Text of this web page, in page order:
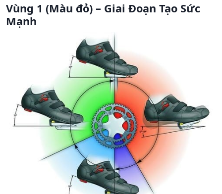
Vùng 1 (Màu đỏ) – Giai Đoạn Tạo Sức
Mạnh